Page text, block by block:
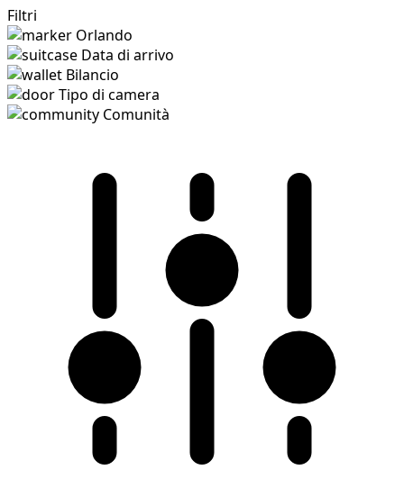
Filtri
Orlando
Data di arrivo
Bilancio
Tipo di camera
Comunità